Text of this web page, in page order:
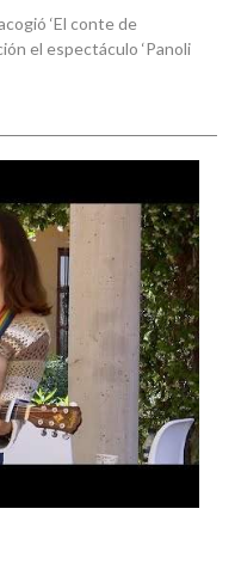
‘El conte de
el espectáculo ‘Panoli